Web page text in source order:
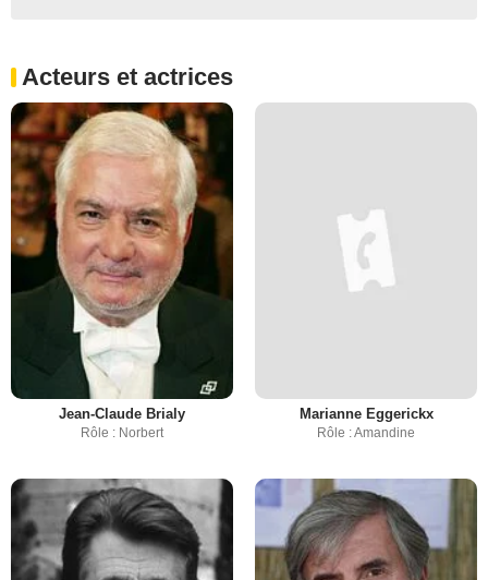
Acteurs et actrices
Jean-Claude Brialy
Rôle : Norbert
Marianne Eggerickx
Rôle : Amandine